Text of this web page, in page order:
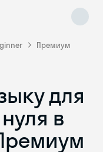
Премиум
для
в